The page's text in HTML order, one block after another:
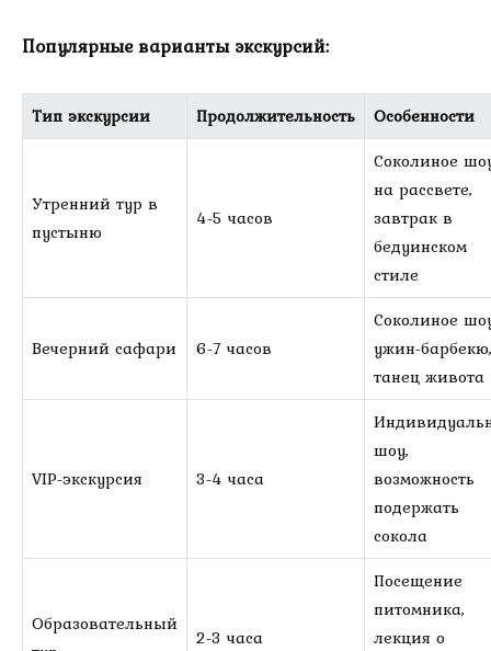
Популярные варианты экскурсий:
Тип экскурсии Продолжительность Особенности
Утренний тур в
пустыню
4-5 часов
Соколиное
на рассвете,
завтрак в
бедуинском
стиле
Вечерний сафари 6-7 часов
Соколиное
ужин-барбекю,
танец живота
VIP-экскурсия 3-4 часа
шоу,
возможность
подержать
сокола
Образовательный
2-3 часа
Посещение
питомника,
лекция о